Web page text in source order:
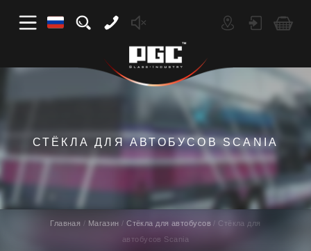
СТЁКЛА ДЛЯ АВТОБУСОВ SCANIA
Главная Магазин Стёкла для автобусов
Стёкла для
автобусов Scania